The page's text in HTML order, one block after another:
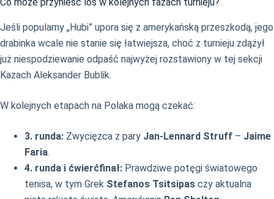
Jeśli popularny „Hubi” upora się z amerykańską przeszkodą, jego
drabinka wcale nie stanie się łatwiejsza, choć z turnieju zdążył
już niespodziewanie odpaść najwyżej rozstawiony w tej sekcji
Kazach Aleksander Bublik.
W kolejnych etapach na Polaka mogą czekać:
3. runda: Zwycięzca z pary Jan-Lennard Struff – Jaime
Faria.
4. runda i ćwierćfinał: Prawdziwe potęgi światowego
tenisa, w tym Grek Stefanos Tsitsipas czy aktualna